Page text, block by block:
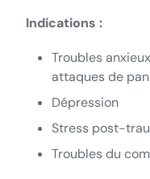
Indications :
Troubles
attaques de
Dépression
Stress post-
Troubles du